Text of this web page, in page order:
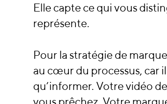
Elle capte ce qui vous
représente.
Pour la stratégie de
au cœur du processus, car
qu’informer. Votre vidéo
vous prêchez. Votre